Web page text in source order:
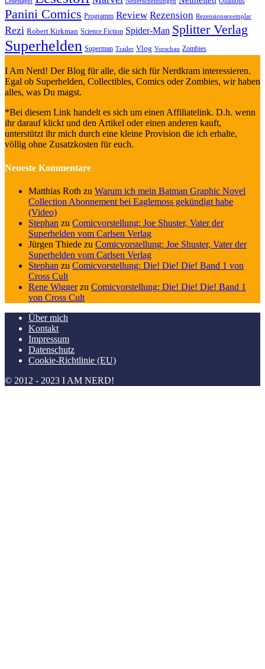
Panini Comics Programm Review Rezension Rezensionsexemplar
Rezi Robert Kirkman Science Fiction Spider-Man Splitter Verlag
Superhelden Superman Trailer Vlog Vorschau Zombies
I Am Nerd! Der Blog für alle, die sich für Nerdkram interessieren.
Egal ob Superhelden, Collectibles, Comics oder Zombies, wir haben
alles, was Du magst.
*Bei diesem Link handelt es sich um einen Affiliatelink. D.h. wenn
ihr darauf klickt und den Artikel oder einen anderen kauft,
unterstützt ihr mich durch eine kleine Provision die ich erhalte,
völlig ohne Zusatzkosten für euch.
Neueste Kommentare
Matthias Roth zu Warum ich mein Batman Graphic Novel
Collection Abonnement bei Eaglemoss gekündigt habe
(Video)
Stephan zu Comicvorstellung: Joe Shuster, Vater der
Superhelden vom Carlsen Verlag
Jürgen Thiede zu Comicvorstellung: Joe Shuster, Vater der
Superhelden vom Carlsen Verlag
Stephan zu Comicvorstellung: Die! Die! Die! Band 1 von
Cross Cult
Rene Wiggerzu Comicvorstellung: Die! Die! Die! Band 1
von Cross Cult
Über mich
Kontakt
Impressum
Datenschutz
Cookie-Richtlinie (EU)
© 2012 - 2023 I AM NERD!